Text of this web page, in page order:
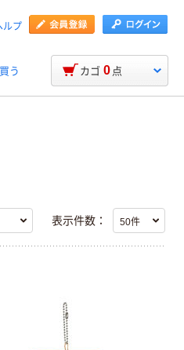
ルプ
う カゴ 0 点
表示件数：